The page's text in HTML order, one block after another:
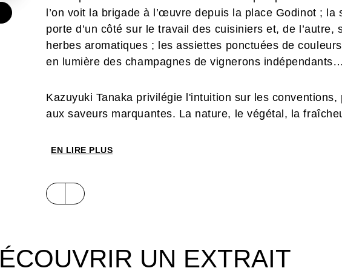
l’on voit la brigade à l’œuvre depuis la place Godinot ; la
porte d’un côté sur le travail des cuisiniers et, de l’autre,
herbes aromatiques ; les assiettes ponctuées de
en lumière des champagnes de vignerons indépendants…
Kazuyuki Tanaka privilégie l'intuition sur les
aux saveurs marquantes. La nature, le végétal, la
ne doit pas dissimuler ses techniques de préparation
ses assemblages et la multitude d’éléments gustatifs
quatre-vingts recettes originales, illustrations de son
EN LIRE PLUS
UN EXTRAIT